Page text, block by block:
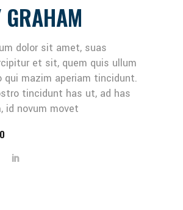
dolor sit amet, suas
et sit, quem quis ullum
qui mazim aperiam tincidunt.
tincidunt has ut, ad has
id novum movet